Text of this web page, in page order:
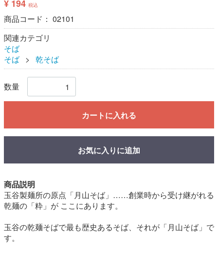
¥ 194 税込
商品コード： 02101
関連カテゴリ
そば
そば
乾そば
数量
カートに入れる
お気に入りに追加
商品説明
玉谷製麺所の原点「月山そば」……創業時から受け継がれる
乾麺の「粋」が ここにあります。
玉谷の乾麺そばで最も歴史あるそば、それが「月山そば」で
す。